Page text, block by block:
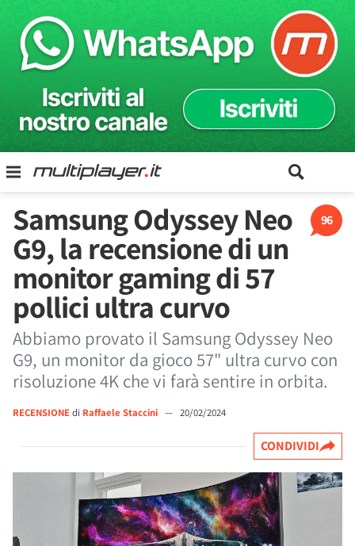
96
Samsung Odyssey Neo
G9, la recensione di un
monitor gaming di 57
pollici ultra curvo
Abbiamo provato il Samsung Odyssey Neo
G9, un monitor da gioco 57" ultra curvo con
risoluzione 4K che vi farà sentire in orbita.
RECENSIONEdi Raffaele Staccini — 20/02/2024
CONDIVIDI